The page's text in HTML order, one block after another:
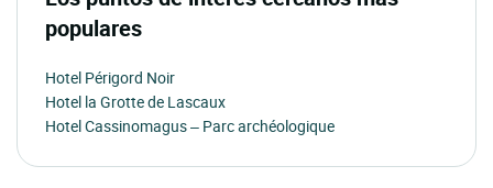
populares
Hotel Périgord Noir
Hotel la Grotte de Lascaux
Hotel Cassinomagus – Parc archéologique